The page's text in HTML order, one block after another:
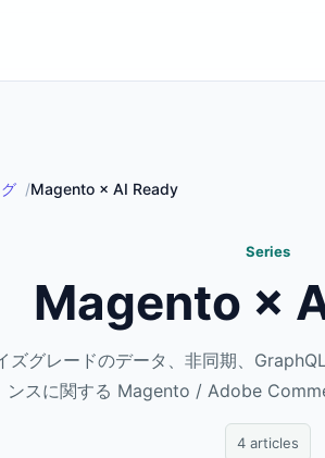
Magento × AI Ready
Series
Magento ×
ズグレードのデータ、非同期、
ンスに関する Magento / Adobe
4 articles